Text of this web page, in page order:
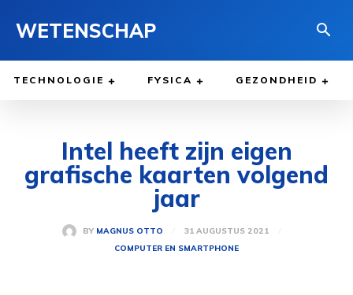
WETENSCHAP
TECHNOLOGIE FYSICA GEZONDHEID
Intel heeft zijn eigen
grafische kaarten volgend
jaar
BY MAGNUS OTTO
31 AUGUSTUS 2021
COMPUTER EN SMARTPHONE